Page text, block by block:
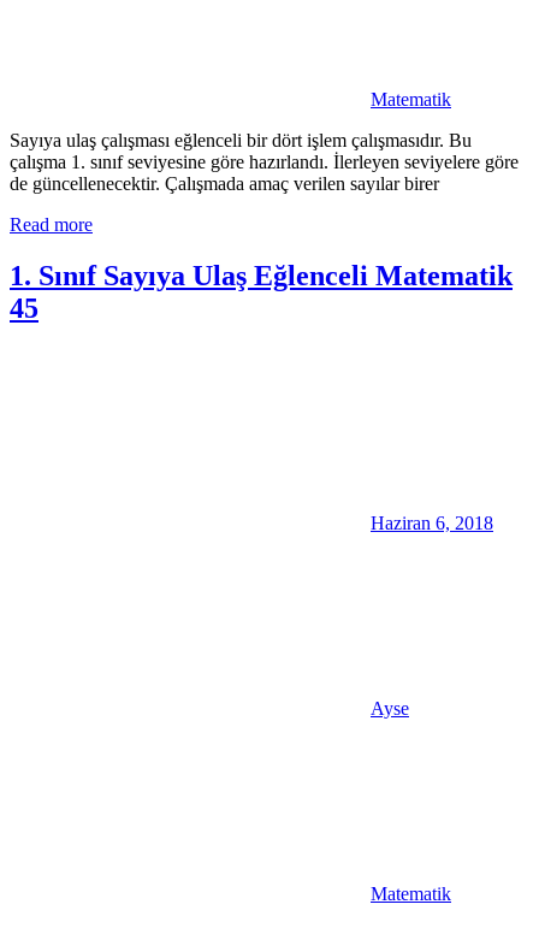
Matematik
Sayıya ulaş çalışması eğlenceli bir dört işlem çalışmasıdır. Bu
çalışma 1. sınıf seviyesine göre hazırlandı. İlerleyen seviyelere göre
de güncellenecektir. Çalışmada amaç verilen sayılar birer
Read more
1. Sınıf Sayıya Ulaş Eğlenceli Matematik
45
Haziran 6, 2018
Ayse
Matematik